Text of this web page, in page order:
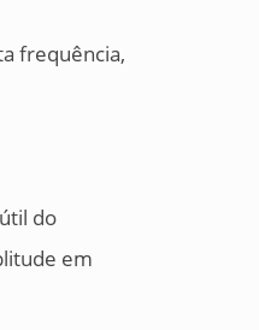
frequência,
do
em